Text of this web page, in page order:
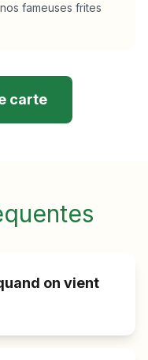
fameuses frites
carte
on vient